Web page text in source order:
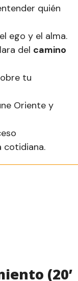
quién
ego y el alma.
del camino
tu
Oriente y
cotidiana.
(20’